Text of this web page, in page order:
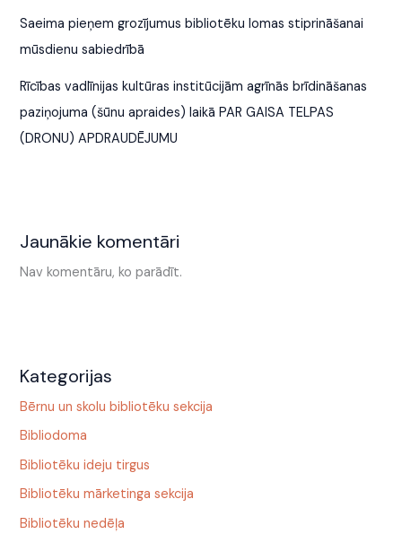
Saeima pieņem grozījumus bibliotēku lomas stiprināšanai
mūsdienu sabiedrībā
Rīcības vadlīnijas kultūras institūcijām agrīnās brīdināšanas
paziņojuma (šūnu apraides) laikā PAR GAISA TELPAS
(DRONU) APDRAUDĒJUMU
Jaunākie komentāri
Nav komentāru, ko parādīt.
Kategorijas
Bērnu un skolu bibliotēku sekcija
Bibliodoma
Bibliotēku ideju tirgus
Bibliotēku mārketinga sekcija
Bibliotēku nedēļa